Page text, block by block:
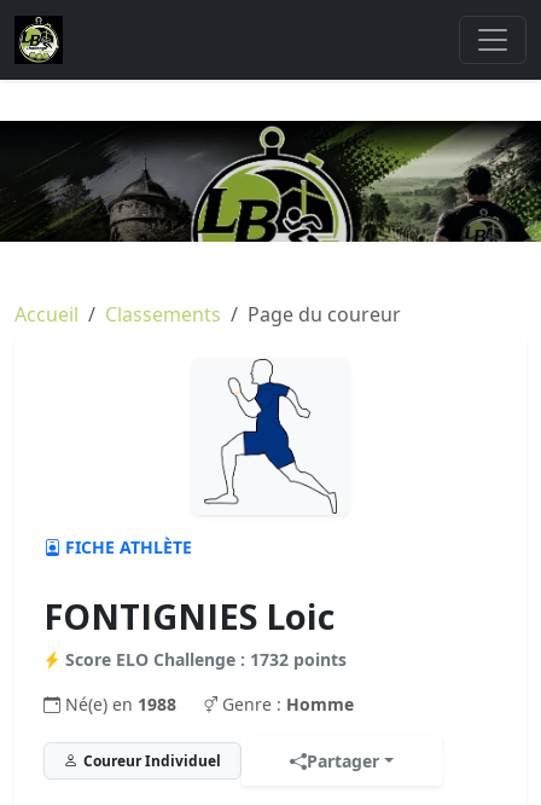
Accueil Classements Page du coureur
FICHE ATHLÈTE
FONTIGNIES Loic
Score ELO Challenge : 1732 points
Né(e) en 1988 Genre : Homme
Coureur Individuel Partager